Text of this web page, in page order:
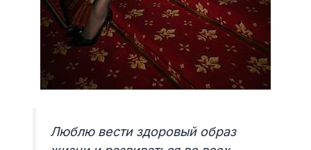
Люблю вести здоровый образ